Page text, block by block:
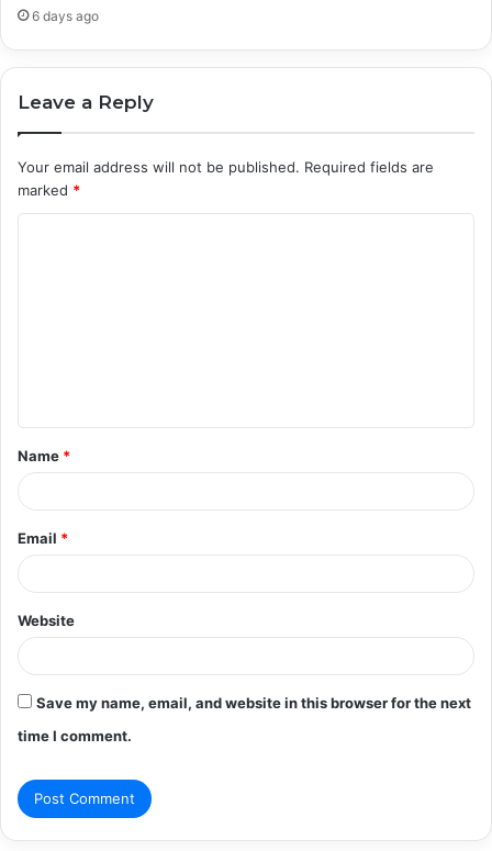
6 days ago
Leave a Reply
Your email address will not be published. Required fields are
marked *
t
*
Name *
Email *
Website
Save my name, email, and website in this browser for the next
time I comment.